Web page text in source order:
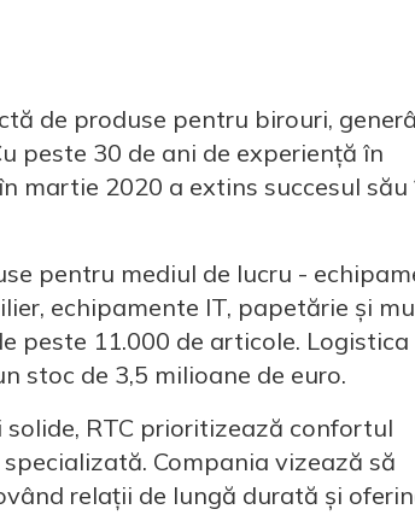
de produse pentru birouri,
peste 30 de ani de experiență în
martie 2020 a extins succesul său
pentru mediul de lucru -
echipamente IT, papetărie și
peste 11.000 de articole. Logistica
stoc de 3,5 milioane de euro.
RTC prioritizează confortul
Compania vizează să
relații de lungă durată și